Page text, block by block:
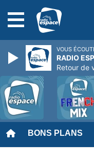
BONS PLANS
VOUS
RADIO
Retour de